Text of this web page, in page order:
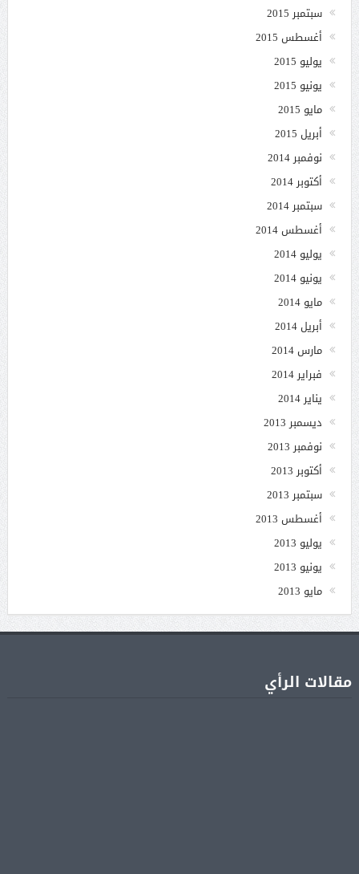
سبتمبر 2015
أغسطس 2015
يوليو 2015
يونيو 2015
مايو 2015
أبريل 2015
نوفمبر 2014
أكتوبر 2014
سبتمبر 2014
أغسطس 2014
يوليو 2014
يونيو 2014
مايو 2014
أبريل 2014
مارس 2014
فبراير 2014
يناير 2014
ديسمبر 2013
نوفمبر 2013
أكتوبر 2013
سبتمبر 2013
أغسطس 2013
يوليو 2013
يونيو 2013
مايو 2013
مقالات الرأي